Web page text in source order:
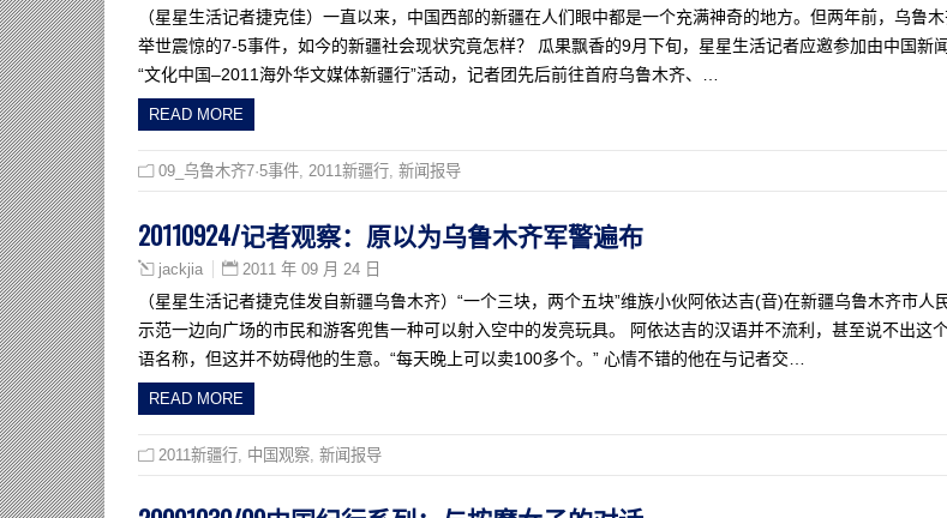
（星星生活记者捷克佳）一直以来，中国西部的新疆在人们眼中都是一个充满神奇的地方。但两年前，乌鲁
举世震惊的7-5事件，如今的新疆社会现状究竟怎样？ 瓜果飘香的9月下旬，星星生活记者应邀参加由中国新
“文化中国–2011海外华文媒体新疆行”活动，记者团先后前往首府乌鲁木齐、…
READ MORE
09_乌鲁木齐7·5事件 2011新疆行 新闻报导
20110924/记者观察：原以为乌鲁木齐军警遍布
jackjia 2011 年 09 月 24 日
（星星生活记者捷克佳发自新疆乌鲁木齐）“一个三块，两个五块”维族小伙阿依达吉(音)在新疆乌鲁木齐市人
示范一边向广场的市民和游客兜售一种可以射入空中的发亮玩具。 阿依达吉的汉语并不流利，甚至说不出这
语名称，但这并不妨碍他的生意。“每天晚上可以卖100多个。” 心情不错的他在与记者交…
READ MORE
2011新疆行 中国观察 新闻报导